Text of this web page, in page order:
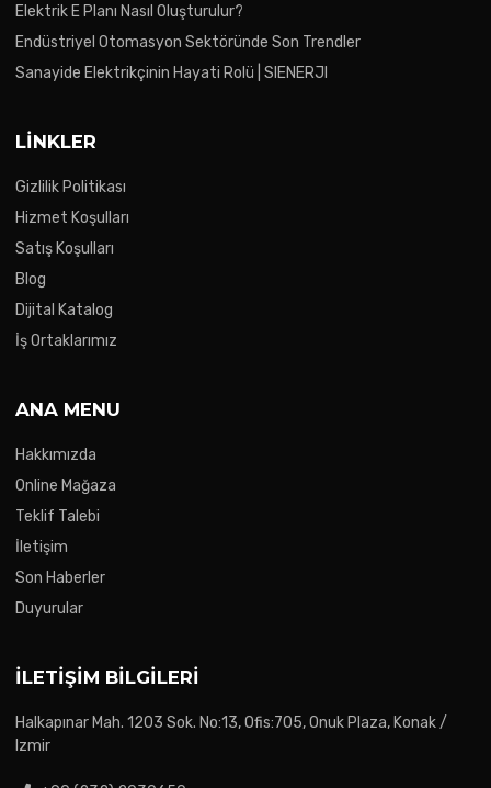
Elektrik E Planı Nasıl Oluşturulur?
Endüstriyel Otomasyon Sektöründe Son Trendler
Sanayide Elektrikçinin Hayati Rolü | SIENERJI
LINKLER
Gizlilik Politikası
Hizmet Koşulları
Satış Koşulları
Blog
Dijital Katalog
İş Ortaklarımız
ANA MENU
Hakkımızda
Online Mağaza
Teklif Talebi
İletişim
Son Haberler
Duyurular
İLETIŞIM BILGILERI
Halkapınar Mah. 1203 Sok. No:13, Ofis:705, Onuk Plaza, Konak /
Izmir